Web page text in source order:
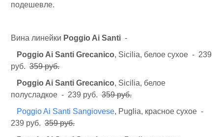
подешевле.
Вина линейки Poggio Ai Santi -
Poggio Ai Santi Grecanico, Sicilia, белое сухое - 239
руб. 359 руб.
Poggio Ai Santi Grecanico, Sicilia, белое
полусладкое - 239 руб. 359 руб.
Poggio Ai Santi Sangiovese, Puglia, красное сухое -
239 руб. 359 руб.